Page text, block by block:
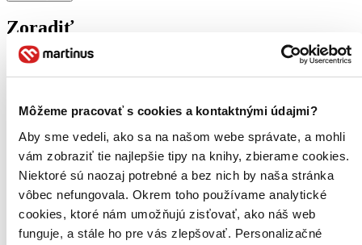
Môžeme pracovať s cookies a kontaktnými údajmi?
Aby sme vedeli, ako sa na našom webe správate, a mohli
vám zobraziť tie najlepšie tipy na knihy, zbierame cookies.
Niektoré sú naozaj potrebné a bez nich by naša stránka
vôbec nefungovala. Okrem toho používame analytické
cookies, ktoré nám umožňujú zisťovať, ako náš web
funguje, a stále ho pre vás zlepšovať. Personalizačné
Zoradiť
Bestsellery
Top hodnotené
Novinky
Najlacnejšie
Najvyššia zľava
Použité filtre
Zrušiť filtre